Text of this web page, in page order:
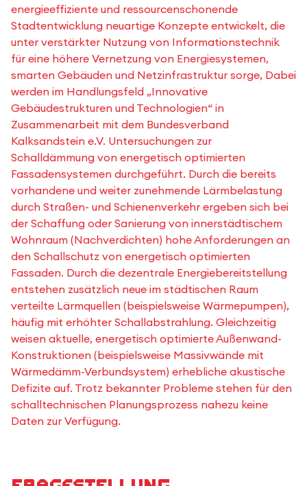
energieeffiziente und ressourcenschonende
Stadtentwicklung neuartige Konzepte entwickelt, die
unter verstärkter Nutzung von Informationstechnik
für eine höhere Vernetzung von Energiesystemen,
smarten Gebäuden und Netzinfrastruktur sorge, Dabei
werden im Handlungsfeld „Innovative
Gebäudestrukturen und Technologien“ in
Zusammenarbeit mit dem Bundesverband
Kalksandstein e.V. Untersuchungen zur
Schalldämmung von energetisch optimierten
Fassadensystemen durchgeführt. Durch die bereits
vorhandene und weiter zunehmende Lärmbelastung
durch Straßen- und Schienenverkehr ergeben sich bei
der Schaffung oder Sanierung von innerstädtischem
Wohnraum (Nachverdichten) hohe Anforderungen an
den Schallschutz von energetisch optimierten
Fassaden. Durch die dezentrale Energiebereitstellung
entstehen zusätzlich neue im städtischen Raum
verteilte Lärmquellen (beispielsweise Wärmepumpen),
häufig mit erhöhter Schallabstrahlung. Gleichzeitig
weisen aktuelle, energetisch optimierte Außenwand-
Konstruktionen (beispielsweise Massivwände mit
Wärmedämm-Verbundsystem) erhebliche akustische
Defizite auf. Trotz bekannter Probleme stehen für den
schalltechnischen Planungsprozess nahezu keine
Daten zur Verfügung.